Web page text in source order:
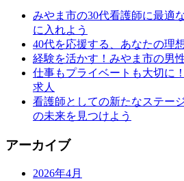
みやま市の30代看護師に最適
に入れよう
40代を応援する、あなたの理
経験を活かす！みやま市の男
仕事もプライベートも大切に
求人
看護師としての新たなステー
の未来を見つけよう
アーカイブ
2026年4月